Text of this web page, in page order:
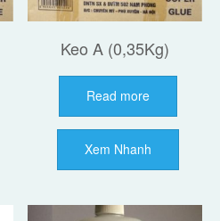
Keo A (0,35Kg)
Read more
Xem Nhanh